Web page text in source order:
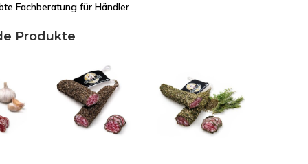
Fachberatung für Händler
Produkte